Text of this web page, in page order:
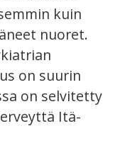
kuin
nuoret.
on suurin
on selvitetty
Itä-